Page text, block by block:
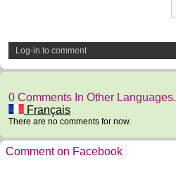
Log-in to comment
0 Comments In Other Languages.
Français
There are no comments for now.
Comment on Facebook